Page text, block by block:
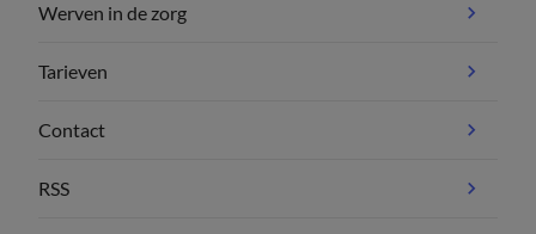
Werven in de zorg
Tarieven
Contact
RSS